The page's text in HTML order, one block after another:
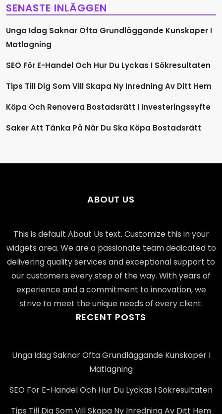
SENASTE INLÄGGEN
Unga Idag Saknar Ofta Grundläggande Kunskaper I
Matlagning
SEO För E-Handel Och Hur Du Lyckas I Sökresultaten
Tips Till Dig Som Vill Skapa Ny Inredning Av Ditt Hem
Köpa Och Renovera Bostadsrätt I Investeringssyfte
Saker Att Tänka På När Du Ska Köpa Bostadsrätt
ABOUT US
This is default About Us text. Customize this in your
widgets area. We are a passionate team dedicated to
delivering quality services and exceptional support to
our customers every step of the way. With years of
experience and a commitment to innovation, we
strive to meet the unique needs of every client.
RECENT POSTS
Unga Idag Saknar Ofta Grundläggande Kunskaper I
Matlagning
SEO För E-Handel Och Hur Du Lyckas I Sökresultaten
Tips Till Dig Som Vill Skapa Ny Inredning Av Ditt Hem